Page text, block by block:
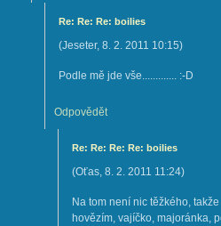
Re: Re: Re: boilies
(Jeseter, 8. 2. 2011 10:15)
Podle mě jde vše............. :-D
Odpovědět
Re: Re: Re: Re: boilies
(Oťas, 8. 2. 2011 11:24)
Na tom není nic těžkého,
hovězím, vajíčko, majoránka,